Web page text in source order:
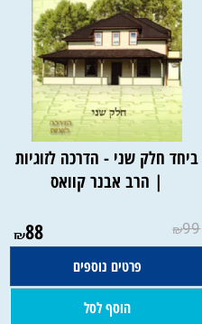
ביחד חלק שני - הדרכה לזוגיות
| הרב אבנר קוואס
₪99
₪88
פרטים נוספים
הוסף לסל